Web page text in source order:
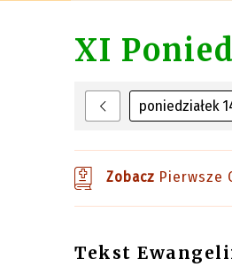
poniedziałek
XI
Zobacz Pierwsze
Tekst